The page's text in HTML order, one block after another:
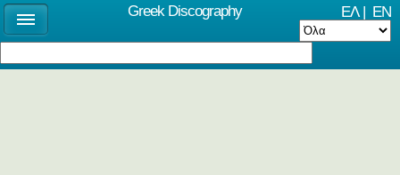
ΕΛ| EN
Greek Discography